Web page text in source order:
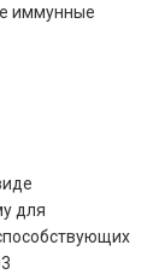
иммунные
для